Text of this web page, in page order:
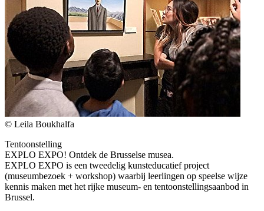
© Leila Boukhalfa
Tentoonstelling
EXPLO EXPO! Ontdek de Brusselse musea.
EXPLO EXPO is een tweedelig kunsteducatief project
(museumbezoek + workshop) waarbij leerlingen op speelse wijze
kennis maken met het rijke museum- en tentoonstellingsaanbod in
Brussel.